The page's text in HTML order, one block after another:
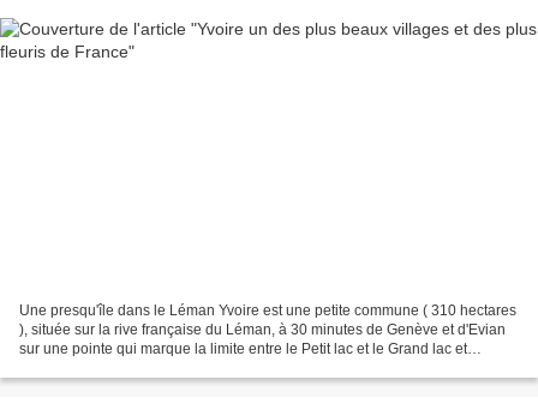
Une presqu'île dans le Léman Yvoire est une petite commune ( 310 hectares
), située sur la rive française du Léman, à 30 minutes de Genève et d'Evian
sur une pointe qui marque la limite entre le Petit lac et le Grand lac et